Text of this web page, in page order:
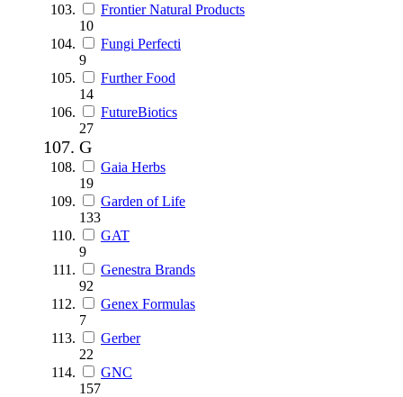
Frontier Natural Products
10
Fungi Perfecti
9
Further Food
14
FutureBiotics
27
G
Gaia Herbs
19
Garden of Life
133
GAT
9
Genestra Brands
92
Genex Formulas
7
Gerber
22
GNC
157